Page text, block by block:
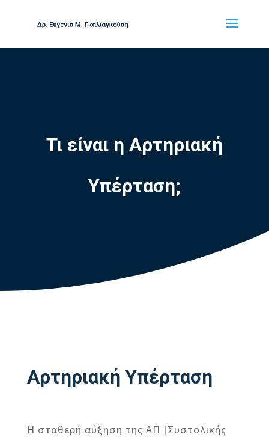
Τι είναι η Αρτηριακή
Υπέρταση;
Αρτηριακή Υπέρταση
Η σταθερή αύξηση της ΑΠ [Συστολικής